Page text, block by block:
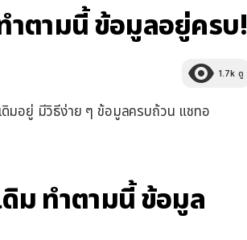
ำตามนี้ ข้อมูลอยู่ครบ!
1.7k ดู
ดิมอยู่ มีวิธีง่าย ๆ ข้อมูลครบถ้วน แชทอ
ดิม ทำตามนี้ ข้อมูล